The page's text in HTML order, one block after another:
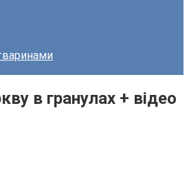
в гранулах + відео